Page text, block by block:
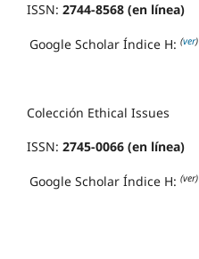
ISSN: 2744-8568 (en línea)
Google Scholar Índice H: (ver)
Colección Ethical Issues
ISSN: 2745-0066 (en línea)
Google Scholar Índice H: (ver)